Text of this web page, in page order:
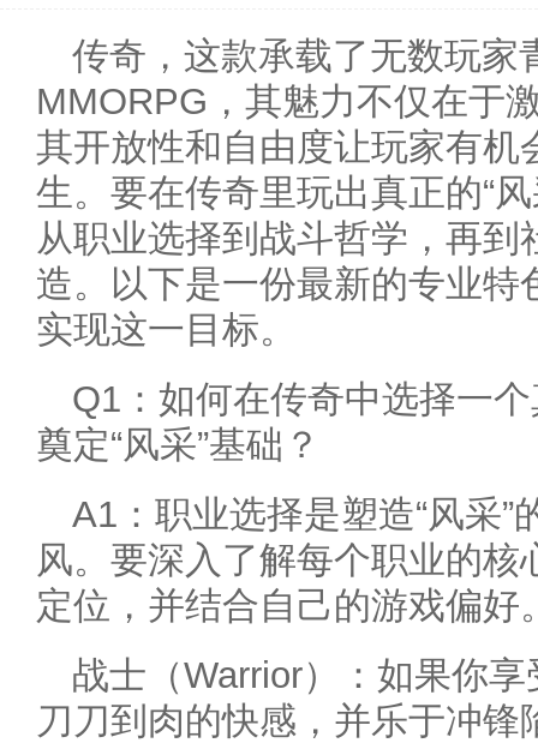
传奇，这款承载了无数玩家
MMORPG，其魅力不仅在于
其开放性和自由度让玩家有机
生。要在传奇里玩出真正的“
从职业选择到战斗哲学，再
造。以下是一份最新的专业特
实现这一目标。
Q1：如何在传奇中选择一
奠定“风采”基础？
A1：职业选择是塑造“风采
风。要深入了解每个职业的
定位，并结合自己的游戏偏好
战士（Warrior）：如果你
刀刀到肉的快感，并乐于冲